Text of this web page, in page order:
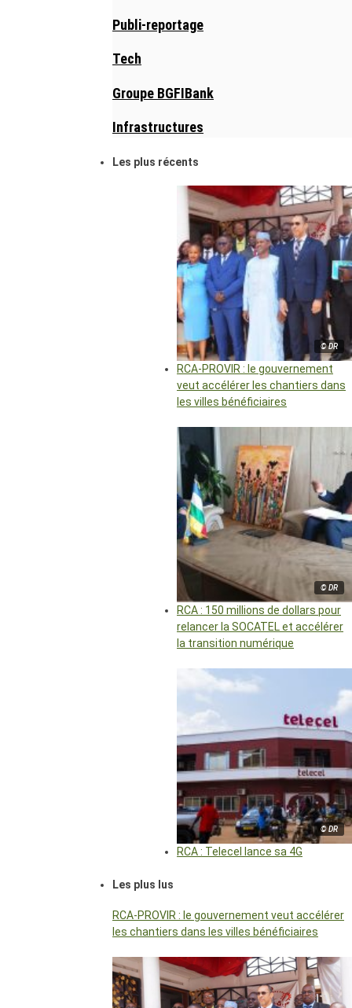
Publi-reportage
Tech
Groupe BGFIBank
Infrastructures
Les plus récents
© DR
RCA-PROVIR : le gouvernement
veut accélérer les chantiers dans
les villes bénéficiaires
© DR
RCA : 150 millions de dollars pour
relancer la SOCATEL et accélérer
la transition numérique
© DR
RCA : Telecel lance sa 4G
Les plus lus
RCA-PROVIR : le gouvernement veut accélérer
les chantiers dans les villes bénéficiaires